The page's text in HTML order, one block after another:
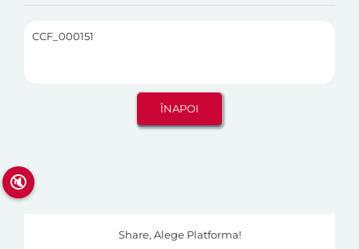
CCF_000151
Share, Alege Platforma!
🔇